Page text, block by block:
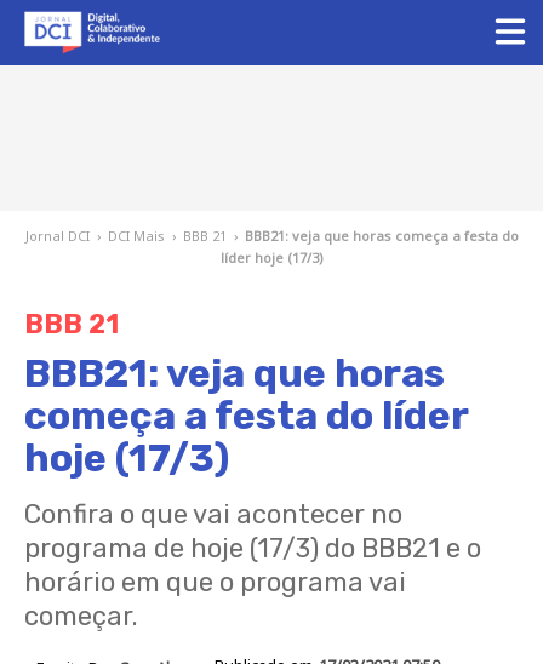
Jornal DCI › DCI Mais › BBB 21 › BBB21: veja que horas começa a festa do
líder hoje (17/3)
BBB 21
BBB21: veja que horas
começa a festa do líder
hoje (17/3)
Confira o que vai acontecer no
programa de hoje (17/3) do BBB21 e o
horário em que o programa vai
começar.